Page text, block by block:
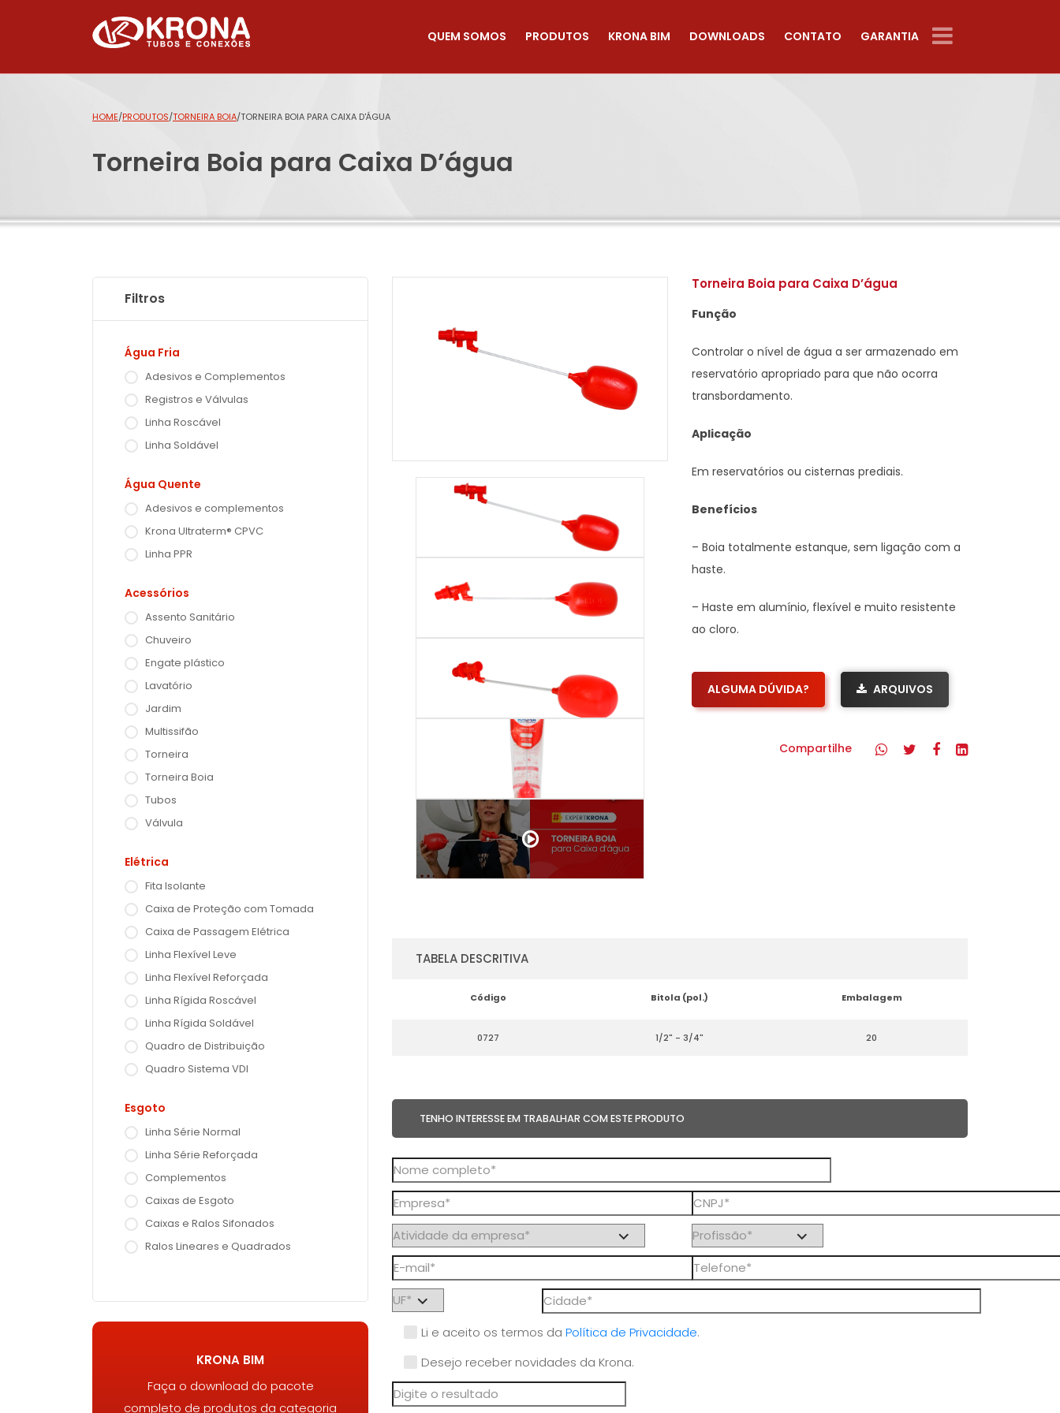
QUEM SOMOS PRODUTOS KRONA BIM DOWNLOADS CONTATO GARANTIA
HOME/PRODUTOS/TORNEIRA BOIA/TORNEIRA BOIA PARA CAIXA D'ÁGUA
Torneira Boia para Caixa D’água
Filtros
Água Fria
Adesivos e Complementos
Registros e Válvulas
Linha Roscável
Linha Soldável
Água Quente
Adesivos e complementos
Krona Ultraterm® CPVC
Linha PPR
Acessórios
Assento Sanitário
Chuveiro
Engate plástico
Lavatório
Jardim
Multissifão
Torneira
Torneira Boia
Tubos
Válvula
Elétrica
Fita Isolante
Caixa de Proteção com Tomada
Caixa de Passagem Elétrica
Linha Flexível Leve
Linha Flexível Reforçada
Linha Rígida Roscável
Linha Rígida Soldável
Quadro de Distribuição
Quadro Sistema VDI
Esgoto
Linha Série Normal
Linha Série Reforçada
Complementos
Caixas de Esgoto
Caixas e Ralos Sifonados
Ralos Lineares e Quadrados
KRONA BIM
Faça o download do pacote
completo de produtos da categoria
Torneira Boia para Caixa D’água
Função
Controlar o nível de água a ser armazenado em
reservatório apropriado para que não ocorra
transbordamento.
Aplicação
Em reservatórios ou cisternas prediais.
Benefícios
– Boia totalmente estanque, sem ligação com a
haste.
– Haste em alumínio, flexível e muito resistente
ao cloro.
ALGUMA DÚVIDA? ARQUIVOS
Compartilhe
TABELA DESCRITIVA
Código Bitola (pol.) Embalagem
0727 1/2" - 3/4" 20
TENHO INTERESSE EM TRABALHAR COM ESTE PRODUTO
Li e aceito os termos da Política de Privacidade.
Desejo receber novidades da Krona.